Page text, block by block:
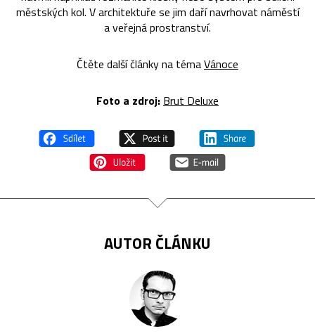
městských kol. V architektuře se jim daří navrhovat náměstí
a veřejná prostranství.
Čtěte další články na témaVánoce
Foto a zdroj: Brut Deluxe
AUTOR ČLÁNKU